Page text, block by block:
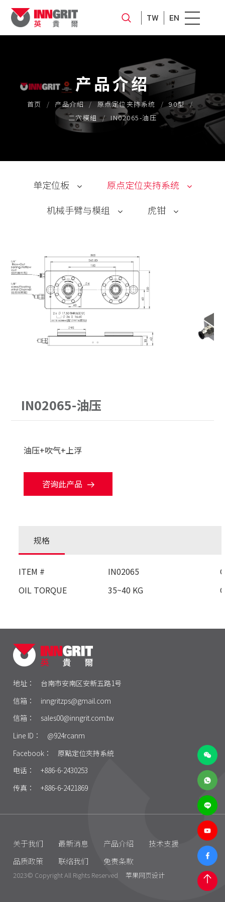
TW EN
产品介绍
首页 产品介绍 原点定位夹持系统
90型
二穴模組
IN02065-油压
单定位板
PITCH96
单定位Ｌ底板
三面锥塔
立柱
原点定位夹持系统
150型
原点定位客制化
机械手臂与模组
30公斤以下
30-60公斤
60-150公斤
机械手臂客制化
虎钳
虎钳配件
IN02065-油压
油压+吹气+上浮
咨询此产品
规格
ITEM # IN02065
OIL TORQUE
35~40 KG
地址：
台南市安南区安新五路1号
信箱：
inngritzps@gmail.com
信箱：
sales00@inngrit.com.tw
Line ID：
@924rcanm
Facebook：
原點定位夾持系統
电话：
+886-6-2430253
传真：
+886-6-2421869
关于我们 最新消息 产品介绍
技术支援
品质政策
联络我们 免责条款
2023© Copyright All Rights Reserved 苹果网页设计